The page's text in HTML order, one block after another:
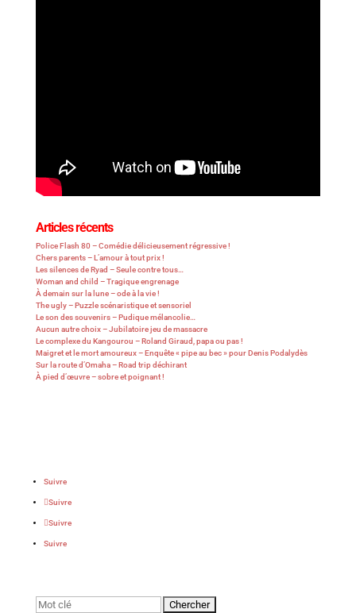
Articles récents
Police Flash 80 – Comédie délicieusement régressive !
Chers parents – L’amour à tout prix !
Les silences de Ryad – Seule contre tous…
Woman and child – Tragique engrenage
À demain sur la lune – ode à la vie !
The ugly – Puzzle scénaristique et sensoriel
Le son des souvenirs – Pudique mélancolie…
Aucun autre choix – Jubilatoire jeu de massacre
Le complexe du Kangourou – Roland Giraud, papa ou pas !
Maigret et le mort amoureux – Enquête « pipe au bec » pour Denis Podalydès
Sur la route d’Omaha – Road trip déchirant
À pied d’œuvre – sobre et poignant !
Suivre
Suivre
Suivre
Suivre
Rechercher: